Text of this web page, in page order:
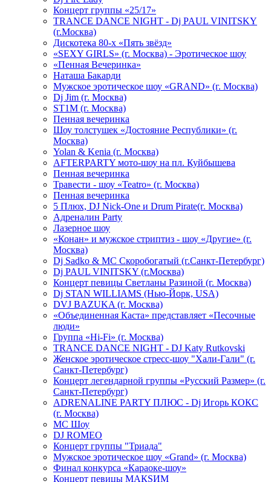
Концерт группы «25/17»
TRANCE DANCE NIGHT - Dj PAUL VINITSKY
(г.Москва)
Дискотека 80-х «Пять звёзд»
«SEXY GIRLS» (г. Москва) - Эротическое шоу
«Пенная Вечеринка»
Hаташа Бакарди
Мужское эротическое шоу «GRAND» (г. Москва)
Dj Jim (г. Москва)
ST1M (г. Москва)
Пенная вечеринка
Шоу толстушек «Достояние Республики» (г.
Москва)
Yolan & Kenia (г. Москва)
AFTERPARTY мото-шоу на пл. Куйбышева
Пенная вечеринка
Травести - шоу «Teatro» (г. Москва)
Пенная вечеринка
5 Плюх, DJ Nick-One и Drum Pirate(г. Москва)
Адреналин Party
Лазерное шоу
«Конан» и мужское стриптиз - шоу «Другие» (г.
Москва)
Dj Sadko & МС Скоробогатый (г.Санкт-Петербург)
Dj PAUL VINITSKY (г.Москва)
Концерт певицы Светланы Разиной (г. Москва)
Dj STAN WILLIAMS (Нью-Йорк, USA)
DVJ BAZUKA (г. Москва)
«Объединенная Каста» представляет «Песочные
люди»
Группа «Hi-Fi» (г. Москва)
TRANCE DANCE NIGHT - DJ Katy Rutkovski
Женское эротическое стресс-шоу "Хали-Гали" (г.
Санкт-Петербург)
Концерт легендарной группы «Русский Размер» (г.
Санкт-Петербург)
ADRENALINE PARTY ПЛЮС - Dj Игорь КОКС
(г. Москва)
MC Шоу
DJ ROMEO
Концерт группы "Триада"
Мужское эротическое шоу «Grand» (г. Москва)
Финал конкурса «Караоке-шоу»
Концерт певицы МАКSИМ